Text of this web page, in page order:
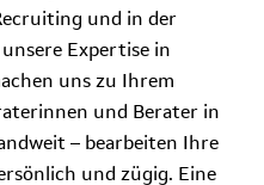
und in der
Expertise in
uns zu Ihrem
und Berater in
– bearbeiten Ihre
und zügig. Eine